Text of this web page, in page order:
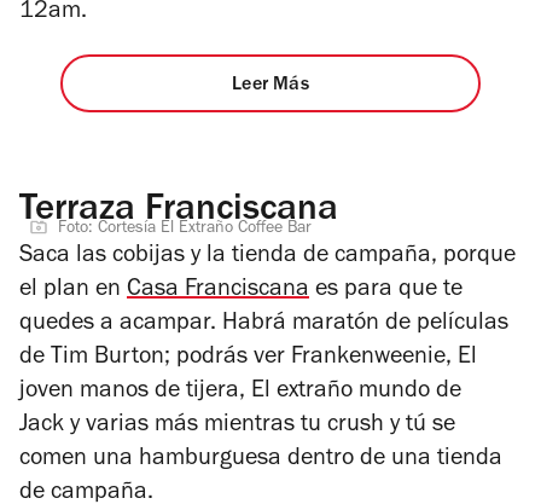
12am.
Leer Más
Terraza Franciscana
Foto: Cortesía El Extraño Coffee Bar
Saca las cobijas y la tienda de campaña, porque
el plan en Casa Franciscana es para que te
quedes a acampar. Habrá maratón de películas
de Tim Burton; podrás ver Frankenweenie, El
joven manos de tijera, El extraño mundo de
Jack y varias más mientras tu crush y tú se
comen una hamburguesa dentro de una tienda
de campaña.